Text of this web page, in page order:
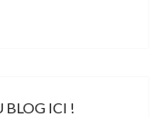
BLOG ICI !